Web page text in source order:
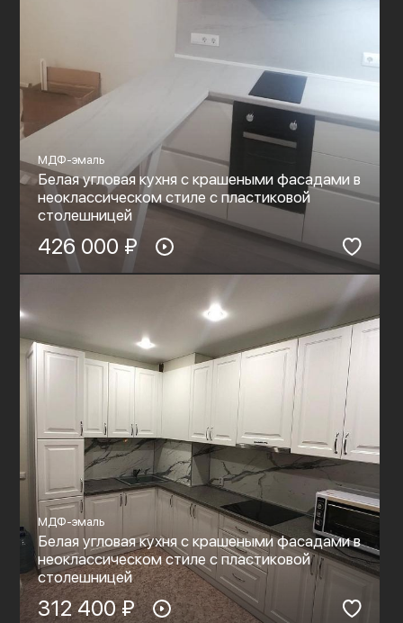
МДФ-эмаль
Белая угловая кухня с крашеными фасадами в
неоклассическом стиле с пластиковой
столешницей
426 000 ₽
МДФ-эмаль
Белая угловая кухня с крашеными фасадами в
неоклассическом стиле с пластиковой
столешницей
312 400 ₽